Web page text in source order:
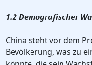
1.2 Demografischer
China steht vor dem
Bevölkerung, was zu